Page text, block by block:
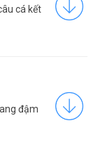
cá kết
đậm